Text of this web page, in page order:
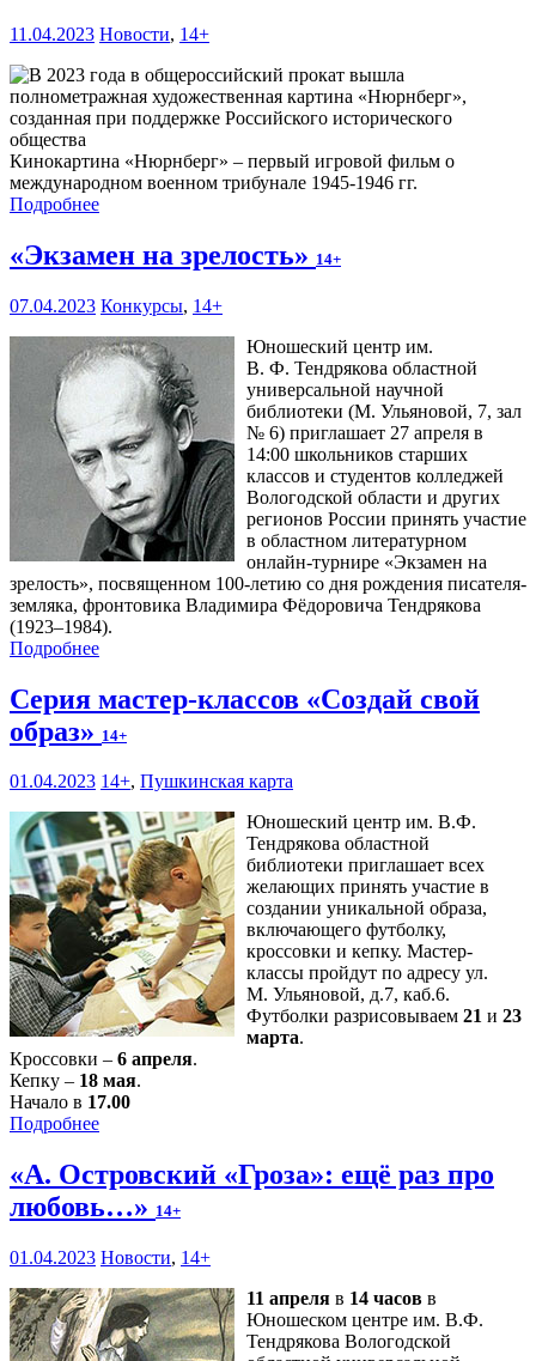
11.04.2023 Новости, 14+
Кинокартина «Нюрнберг» – первый игровой фильм о
международном военном трибунале 1945-1946 гг.
Подробнее
«Экзамен на зрелость» 14+
07.04.2023 Конкурсы, 14+
Юношеский центр им.
В. Ф. Тендрякова областной
универсальной научной
библиотеки (М. Ульяновой, 7, зал
№ 6) приглашает 27 апреля в
14:00 школьников старших
классов и студентов колледжей
Вологодской области и других
регионов России принять участие
в областном литературном
онлайн-турнире «Экзамен на
зрелость», посвященном 100-летию со дня рождения писателя-
земляка, фронтовика Владимира Фёдоровича Тендрякова
(1923–1984).
Подробнее
Серия мастер-классов «Создай свой
образ» 14+
01.04.2023 14+, Пушкинская карта
Юношеский центр им. В.Ф.
Тендрякова областной
библиотеки приглашает всех
желающих принять участие в
создании уникальной образа,
включающего футболку,
кроссовки и кепку. Мастер-
классы пройдут по адресу ул.
М. Ульяновой, д.7, каб.6.
Футболки разрисовываем 21 и 23
марта.
Кроссовки – 6 апреля.
Кепку – 18 мая.
Начало в 17.00
Подробнее
«А. Островский «Гроза»: ещё раз про
любовь…» 14+
01.04.2023 Новости, 14+
11 апреля в 14 часов в
Юношеском центре им. В.Ф.
Тендрякова Вологодской